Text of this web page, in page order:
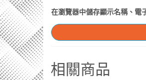
在瀏覽器中儲存顯示名稱、電
相關商品